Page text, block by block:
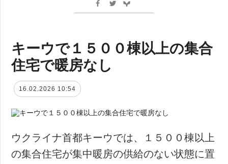
キーウで１５００棟以上の集合
住宅で暖房なし
16.02.2026 10:54
ウクライナ首都キーウでは、１５００棟以上
の集合住宅が集中暖房の供給のない状態に置